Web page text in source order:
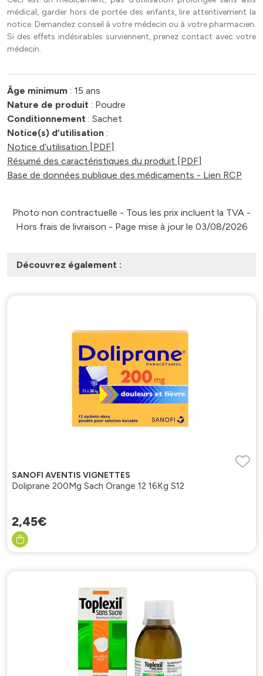
médical, garder hors de portée des enfants, lire attentivement la
notice. Demandez conseil à votre médecin ou à votre pharmacien.
Si des effets indésirables surviennent, prenez contact avec votre
médecin.
Âge minimum : 15 ans
Nature de produit : Poudre
Conditionnement : Sachet
Notice(s) d’utilisation :
Notice d’utilisation [PDF]
Résumé des caractéristiques du produit [PDF]
Base de données publique des médicaments - Lien RCP
Photo non contractuelle - Tous les prix incluent la TVA -
Hors frais de livraison - Page mise à jour le 03/08/2026
Découvrez également :
SANOFI AVENTIS VIGNETTES
Doliprane 200Mg Sach Orange 12 16Kg S12
2,45€